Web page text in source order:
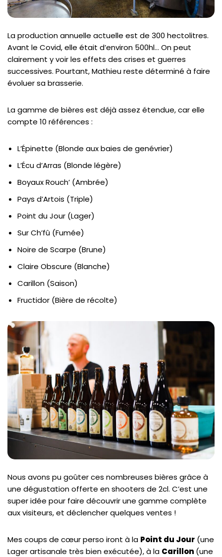
La production annuelle actuelle est de 300 hectolitres.
Avant le Covid, elle était d’environ 500hl… On peut
clairement y voir les effets des crises et guerres
successives. Pourtant, Mathieu reste déterminé à faire
évoluer sa brasserie.
La gamme de bières est déjà assez étendue, car elle
compte 10 références :
L’Épinette (Blonde aux baies de genévrier)
L’Écu d’Arras (Blonde légère)
Boyaux Rouch’ (Ambrée)
Pays d’Artois (Triple)
Point du Jour (Lager)
Sur Ch’fû (Fumée)
Noire de Scarpe (Brune)
Claire Obscure (Blanche)
Carillon (Saison)
Fructidor (Bière de récolte)
Nous avons pu goûter ces nombreuses bières grâce à
une dégustation offerte en shooters de 2cl. C’est une
super idée pour faire découvrir une gamme complète
aux visiteurs, et déclencher quelques ventes !
Mes coups de cœur perso iront à la Point du Jour (une
Lager artisanale très bien exécutée), à la Carillon (une